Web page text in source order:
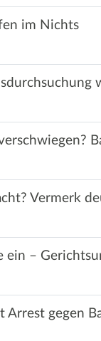
im Nichts
Vermerk
ein –
Arrest gegen